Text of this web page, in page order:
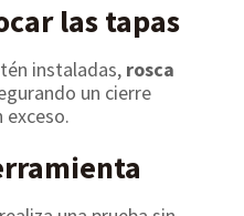
las tapas
instaladas, rosca
un cierre